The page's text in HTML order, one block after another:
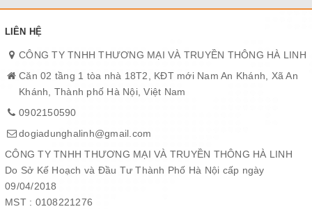
LIÊN HỆ
CÔNG TY TNHH THƯƠNG MẠI VÀ TRUYỀN THÔNG HÀ LINH
Căn 02 tầng 1 tòa nhà 18T2, KĐT mới Nam An Khánh, Xã An
Khánh, Thành phố Hà Nội, Việt Nam
0902150590
dogiadunghalinh@gmail.com
CÔNG TY TNHH THƯƠNG MẠI VÀ TRUYỀN THÔNG HÀ LINH
Do Sở Kế Hoạch và Đầu Tư Thành Phố Hà Nội cấp ngày
09/04/2018
MST : 0108221276